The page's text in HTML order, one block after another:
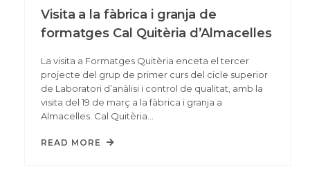
Visita a la fàbrica i granja de
formatges Cal Quitèria d’Almacelles
La visita a Formatges Quitèria enceta el tercer
projecte del grup de primer curs del cicle superior
de Laboratori d’anàlisi i control de qualitat, amb la
visita del 19 de març a la fàbrica i granja a
Almacelles. Cal Quitèria…
READ MORE